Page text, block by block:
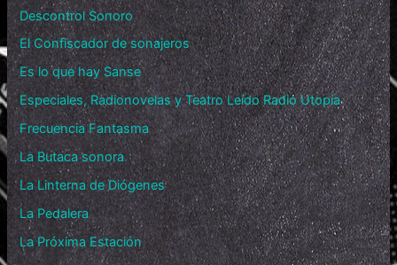
Descontrol Sonoro
El Confiscador de sonajeros
Es lo que hay Sanse
Especiales, Radionovelas y Teatro Leído Radio Utopía
Frecuencia Fantasma
La Butaca sonora
La Linterna de Diógenes
La Pedalera
La Próxima Estación